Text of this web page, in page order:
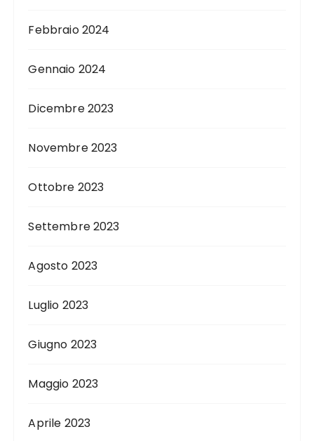
Febbraio 2024
Gennaio 2024
Dicembre 2023
Novembre 2023
Ottobre 2023
Settembre 2023
Agosto 2023
Luglio 2023
Giugno 2023
Maggio 2023
Aprile 2023